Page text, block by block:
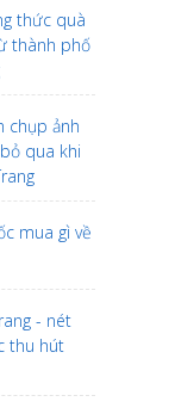
thức quà
thành phố
chụp ảnh
qua khi
mua gì về
- nét
thu hút